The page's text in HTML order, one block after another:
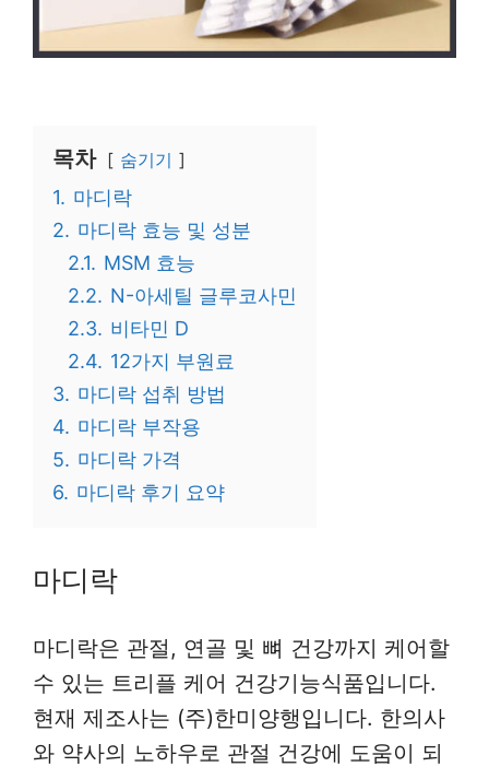
목차 숨기기
1. 마디락
2. 마디락 효능 및 성분
2.1. MSM 효능
2.2. N-아세틸 글루코사민
2.3. 비타민 D
2.4. 12가지 부원료
3. 마디락 섭취 방법
4. 마디락 부작용
5. 마디락 가격
6. 마디락 후기 요약
마디락
마디락은 관절, 연골 및 뼈 건강까지 케어할
수 있는 트리플 케어 건강기능식품입니다.
현재 제조사는 (주)한미양행입니다. 한의사
와 약사의 노하우로 관절 건강에 도움이 되